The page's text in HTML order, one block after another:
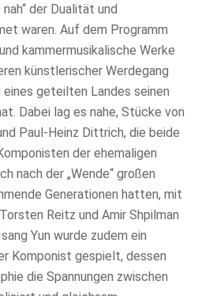
der Dualität und
waren. Auf dem Programm
kammermusikalische Werke
künstlerischer Werdegang
geteilten Landes seinen
Dabei lag es nahe, Stücke von
Paul-Heinz Dittrich, die beide
der ehemaligen
nach der „Wende“ großen
Generationen hatten, mit
Reitz und Amir Shpilman
Yun wurde zudem ein
Komponist gespielt, dessen
die Spannungen zwischen